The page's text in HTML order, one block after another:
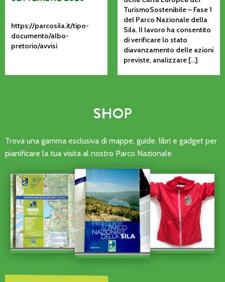
https://parcosila.it/tipo-
documento/albo-
pretorio/avvisi
TurismoSostenibile – Fase 1
del Parco Nazionale della
Sila. Il lavoro ha consentito
di verificare lo stato
diavanzamento delle azioni
previste, analizzare […]
SHOP
Trova una gamma esclusiva di mappe, guide, libri e gadget per
pianificare la tua visita al nostro Parco Nazionale.